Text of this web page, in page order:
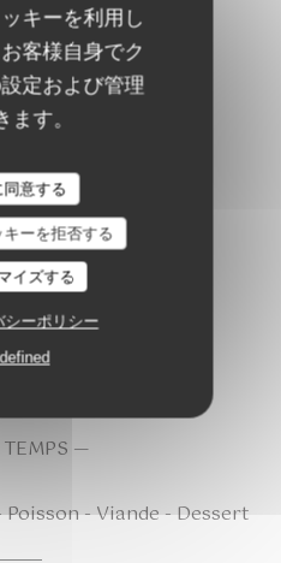
キーを利用し
客様自身でク
定および管理
す。
同意する
ーを拒否する
イズする
シーポリシー
EUR
le midi
—
- Viande - Dessert